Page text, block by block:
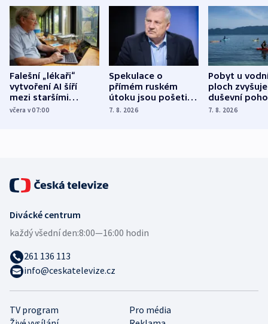
Falešní „lékaři“
vytvoření AI šíří
mezi staršími
Poláky nebezpečné
včera v 07:00
Spekulace o
přímém ruském
útoku jsou pošetilé,
míní estonský
7. 8. 2026
Pobyt u
ploch zvyšuje
duševní
ukázala
7. 8. 2026
TV program
Pro média
Divácké centrum
každý všední den:8:00—16:00 hodin
261 136 113
info@ceskatelevize.cz